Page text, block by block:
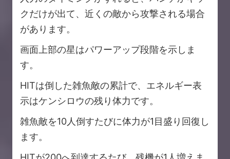
クだけが出て、近くの敵から攻撃される場合
があります。
画面上部の星はパワーアップ段階を示しま
す。
HITは倒した雑魚敵の累計で、エネルギー表
示はケンシロウの残り体力です。
雑魚敵を10人倒すたびに体力が1目盛り回復し
ます。